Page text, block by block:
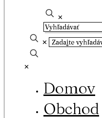
✕
✕
✕
Domov
Obchod